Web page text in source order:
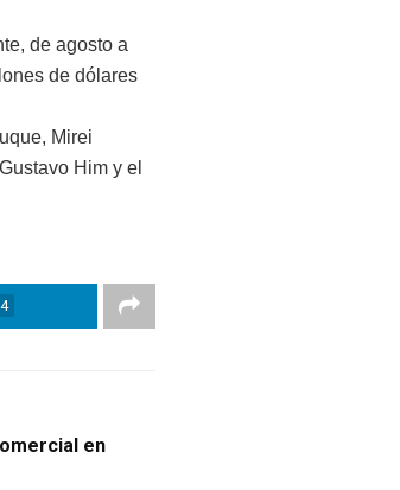
de agosto a
de dólares
Mirei
Him y el
en